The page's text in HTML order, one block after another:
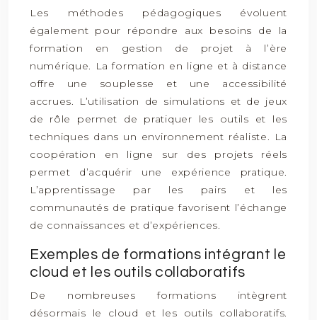
Les méthodes pédagogiques évoluent
également pour répondre aux besoins de la
formation en gestion de projet à l’ère
numérique. La formation en ligne et à distance
offre une souplesse et une accessibilité
accrues. L’utilisation de simulations et de jeux
de rôle permet de pratiquer les outils et les
techniques dans un environnement réaliste. La
coopération en ligne sur des projets réels
permet d’acquérir une expérience pratique.
L’apprentissage par les pairs et les
communautés de pratique favorisent l’échange
de connaissances et d’expériences.
Exemples de formations intégrant le
cloud et les outils collaboratifs
De nombreuses formations intègrent
désormais le cloud et les outils collaboratifs.